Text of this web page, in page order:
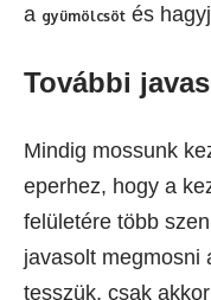
a gyümölcsöt és
További
Mindig mossunk
eperhez, hogy a
felületére több
javasolt megmosni
tesszük, csak